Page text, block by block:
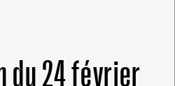
du 24 février